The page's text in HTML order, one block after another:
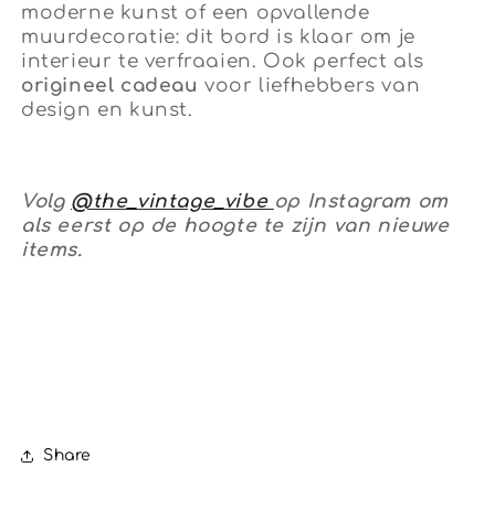
moderne kunst of een opvallende
muurdecoratie: dit bord is klaar om je
interieur te verfraaien. Ook perfect als
origineel cadeau voor liefhebbers van
design en kunst.
Volg @the_vintage_vibe op Instagram om
als eerst op de hoogte te zijn van nieuwe
items.
Share